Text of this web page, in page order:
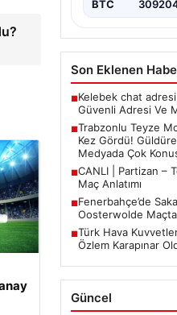
isimlerinden biri
BTC
Son Eklenen
■Kelebek chat
Güvenli Adresi Ve
■Trabzonlu Teyze
Kez Gördü!
Medyada Çok
■CANLI | Partizan –
Maç Anlatımı
■Fenerbahçe’de
Oosterwolde
■Türk Hava
Özlem Karapınar
Güncel